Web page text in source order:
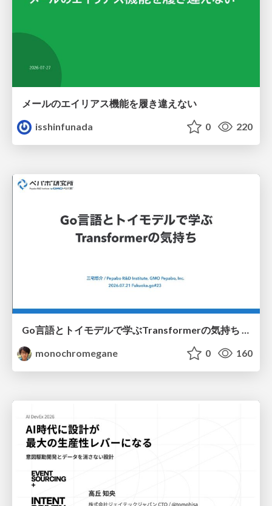
メールのエイリアス機能を履き違えない
isshinfunada
0 220
Go言語とトイモデルで学ぶTransformerの気持ち / fukuokago23-transformer
monochromegane
0 160